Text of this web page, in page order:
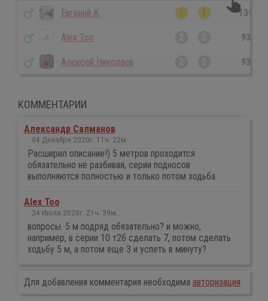
Евгений К. 1 1 139
Alex Too 93
Алексей Николаев 93
КОММЕНТАРИИ
Александр Салманов
04 Декабря 2020г. 11ч. 22м.
Расширил описание!) 5 метров проходится
обязательно не разбивая, серии подносов
выполняются полностью и только потом ходьба.
Alex Too
24 Июля 2020г. 21ч. 39м.
вопросы. 5 м подряд обязательно? и можно,
например, в серии 10 т2б сделать 7, потом сделать
ходьбу 5 м, а потом еще 3 и успеть в минуту?
Для добавления комментария необходима авторизация.